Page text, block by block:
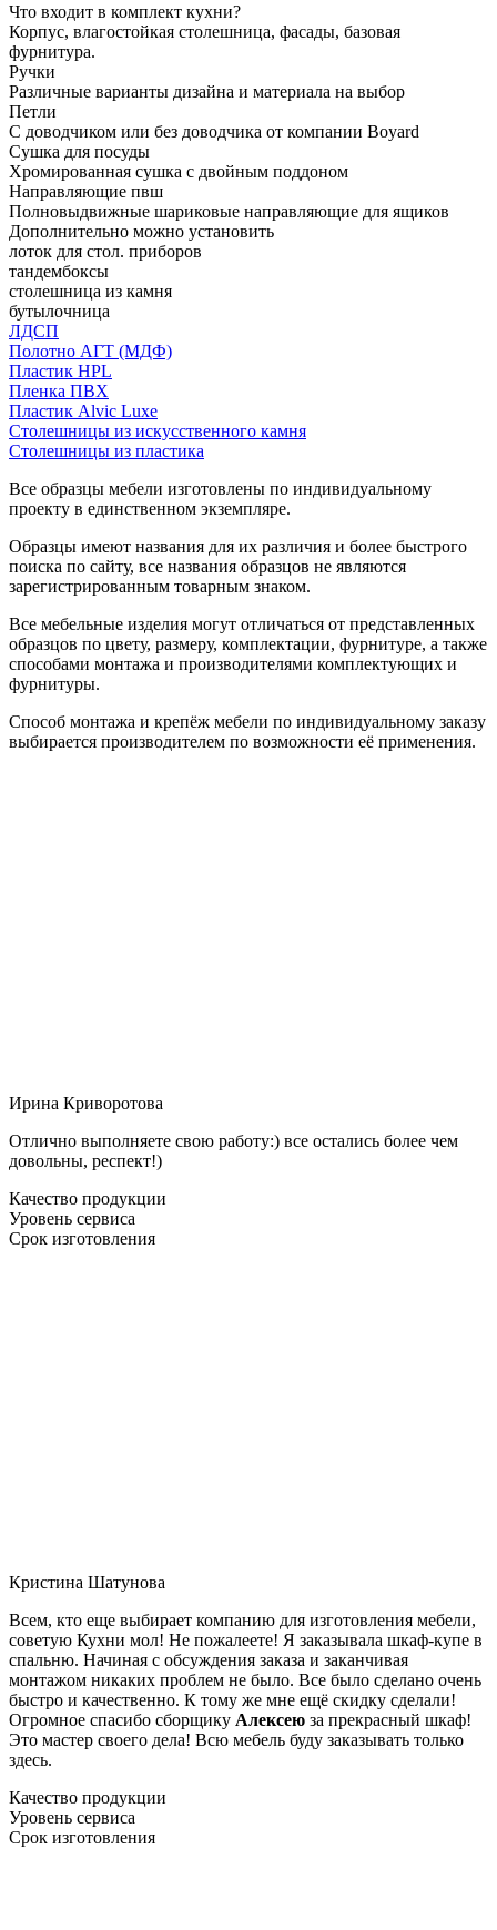
Что входит в комплект кухни?
Корпус, влагостойкая столешница, фасады, базовая
фурнитура.
Ручки
Различные варианты дизайна и материала на выбор
Петли
С доводчиком или без доводчика от компании Boyard
Сушка для посуды
Хромированная сушка с двойным поддоном
Направляющие пвш
Полновыдвижные шариковые направляющие для ящиков
Дополнительно можно установить
лоток для стол. приборов
тандембоксы
столешница из камня
бутылочница
ЛДСП
Полотно АГТ (МДФ)
Пластик HPL
Пленка ПВХ
Пластик Alvic Luxe
Столешницы из искусственного камня
Столешницы из пластика
Все образцы мебели изготовлены по индивидуальному
проекту в единственном экземпляре.
Образцы имеют названия для их различия и более быстрого
поиска по сайту, все названия образцов не являются
зарегистрированным товарным знаком.
Все мебельные изделия могут отличаться от представленных
образцов по цвету, размеру, комплектации, фурнитуре, а также
способами монтажа и производителями комплектующих и
фурнитуры.
Способ монтажа и крепёж мебели по индивидуальному заказу
выбирается производителем по возможности её применения.
Ирина Криворотова
Отлично выполняете свою работу:) все остались более чем
довольны, респект!)
Качество продукции
Уровень сервиса
Срок изготовления
Кристина Шатунова
Всем, кто еще выбирает компанию для изготовления мебели,
советую Кухни мол! Не пожалеете! Я заказывала шкаф-купе в
спальню. Начиная с обсуждения заказа и заканчивая
монтажом никаких проблем не было. Все было сделано очень
быстро и качественно. К тому же мне ещё скидку сделали!
Огромное спасибо сборщику Алексею за прекрасный шкаф!
Это мастер своего дела! Всю мебель буду заказывать только
здесь.
Качество продукции
Уровень сервиса
Срок изготовления